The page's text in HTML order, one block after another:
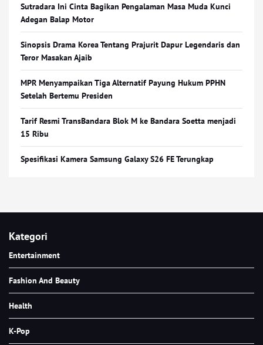
Sutradara Ini Cinta Bagikan Pengalaman Masa Muda Kunci
Adegan Balap Motor
Sinopsis Drama Korea Tentang Prajurit Dapur Legendaris dan
Teror Masakan Ajaib
MPR Menyampaikan Tiga Alternatif Payung Hukum PPHN
Setelah Bertemu Presiden
Tarif Resmi TransBandara Blok M ke Bandara Soetta menjadi
15 Ribu
Spesifikasi Kamera Samsung Galaxy S26 FE Terungkap
Kategori
Entertainment
Fashion And Beauty
Health
K-Pop